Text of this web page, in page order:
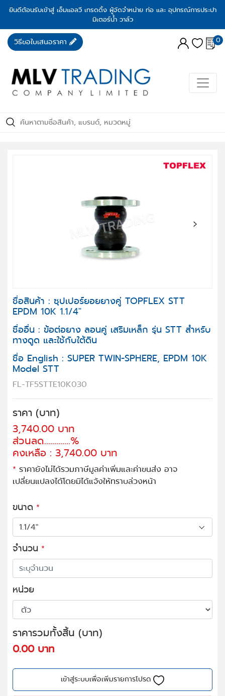
ยินดีต้อนรับเข้าสู่ เอ็มแอลวี เทรดดิ้ง ผู้จัดจำหน่าย ท่อ และ อุปกรณ์การประปา
มิเตอร์น้ำ วาล์ว
วิธีขอใบเสนอราคา 0
ชื่อสินค้า : ซุปเปอร์ยอยยางคู่ TOPFLEX STT
EPDM 10K 1.1/4"
ชื่ออื่น : ข้อต่อยาง ลอนคู่ เสริมเหล็ก รุ่น STT สำหรับ
ทางดูด และใช้กับใต้ดิน
ชื่อ English : SUPER TWIN-SPHERE, EPDM 10K
Model STT
FL-TF5STTE10K030
ราคา (บาท)
3,740.00 บาท
ส่วนลด.............%
คงเหลือ : 3,740.00 บาท
* ราคายังไม่ได้รวมภาษีมูลค่าเพิ่มและค่าขนส่ง อาจ
เปลี่ยนแปลงได้โดยมิได้แจ้งให้ทราบล่วงหน้า
ขนาด *
จำนวน *
หน่วย
ราคารวมทั้งสิ้น (บาท)
0.00 บาท
เข้าสู่ระบบเพื่อเพิ่มรายการโปรด